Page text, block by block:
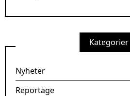
Kategorier
Nyheter
Reportage